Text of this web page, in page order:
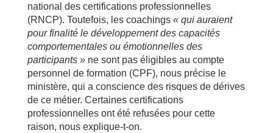
national des certifications professionnelles
(RNCP). Toutefois, les coachings « qui auraient
pour finalité le développement des capacités
comportementales ou émotionnelles des
participants »ne sont pas éligibles au compte
personnel de formation (CPF), nous précise le
ministère, qui a conscience des risques de dérives
de ce métier. Certaines certifications
professionnelles ont été refusées pour cette
raison, nous explique-t-on.